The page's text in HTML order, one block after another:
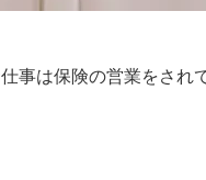
事は保険の営業をされ